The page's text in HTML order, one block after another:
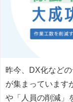
昨今、DX化など
が集まっています
や「人員の削減」